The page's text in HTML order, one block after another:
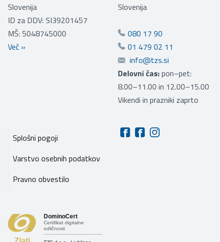
Slovenija
ID za DDV: SI39201457
MŠ: 5048745000
Več »
Slovenija
080 17 90
01 479 02 11
info@tzs.si
Delovni čas:pon–pet:
8.00–11.00 in 12.00–15.00
Vikendi in prazniki zaprto
Splošni pogoji
Varstvo osebnih podatkov
Pravno obvestilo
DominoCert
Certifikat digitalne
odličnosti